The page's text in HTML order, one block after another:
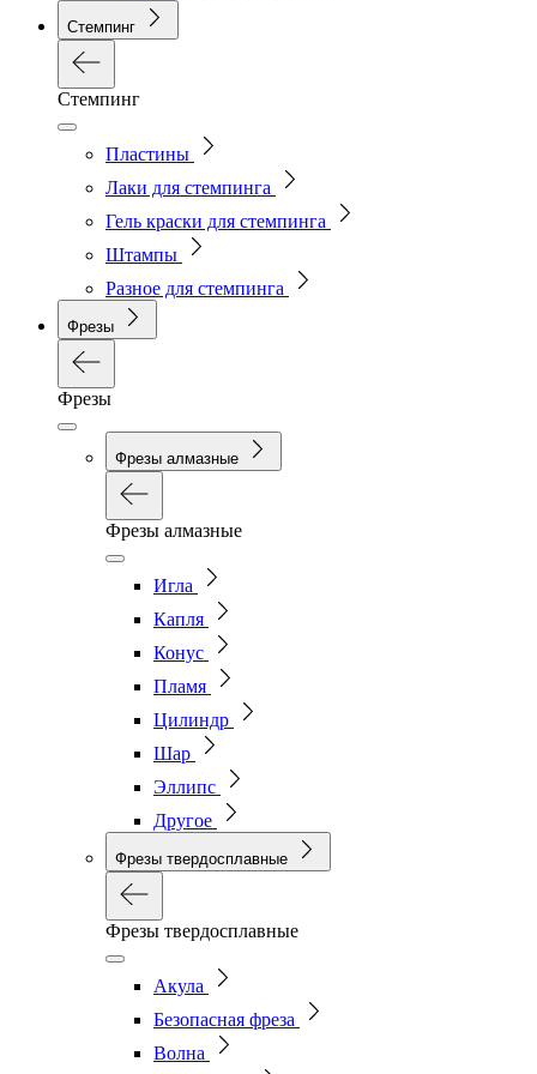
Стемпинг
Стемпинг
Пластины
Лаки для стемпинга
Гель краски для стемпинга
Штампы
Разное для стемпинга
Фрезы
Фрезы
Фрезы алмазные
Фрезы алмазные
Игла
Капля
Конус
Пламя
Цилиндр
Шар
Эллипс
Другое
Фрезы твердосплавные
Фрезы твердосплавные
Акула
Безопасная фреза
Волна